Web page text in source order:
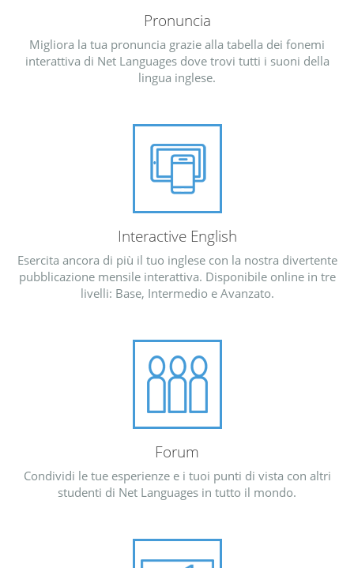
Pronuncia
Migliora la tua pronuncia grazie alla tabella dei fonemi
interattiva di Net Languages dove trovi tutti i suoni della
lingua inglese.
Interactive English
Esercita ancora di più il tuo inglese con la nostra divertente
pubblicazione mensile interattiva. Disponibile online in tre
livelli: Base, Intermedio e Avanzato.
Forum
Condividi le tue esperienze e i tuoi punti di vista con altri
studenti di Net Languages in tutto il mondo.